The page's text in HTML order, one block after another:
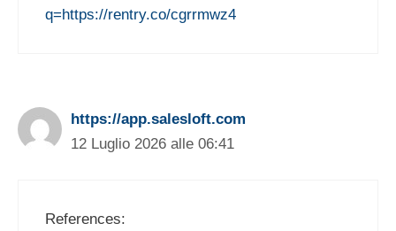
q=https://rentry.co/cgrrmwz4
https://app.salesloft.com
12 Luglio 2026 alle 06:41
References: